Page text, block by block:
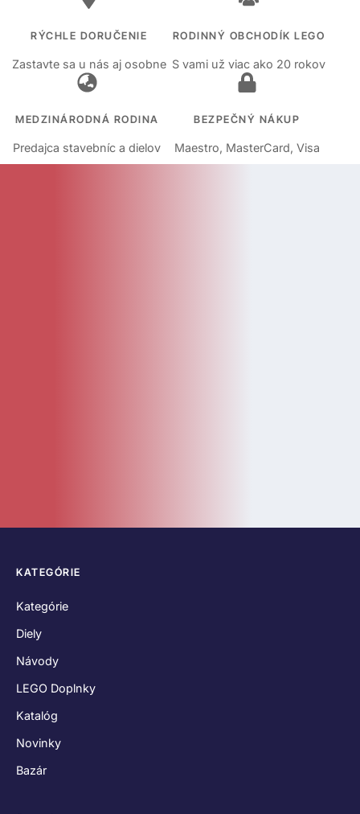
RÝCHLE DORUČENIE
Zastavte sa u nás aj osobne
RODINNÝ OBCHODÍK LEGO
S vami už viac ako 20 rokov
MEDZINÁRODNÁ RODINA
Predajca stavebníc a dielov
BEZPEČNÝ NÁKUP
Maestro, MasterCard, Visa
KATEGÓRIE
Kategórie
Diely
Návody
LEGO Doplnky
Katalóg
Novinky
Bazár